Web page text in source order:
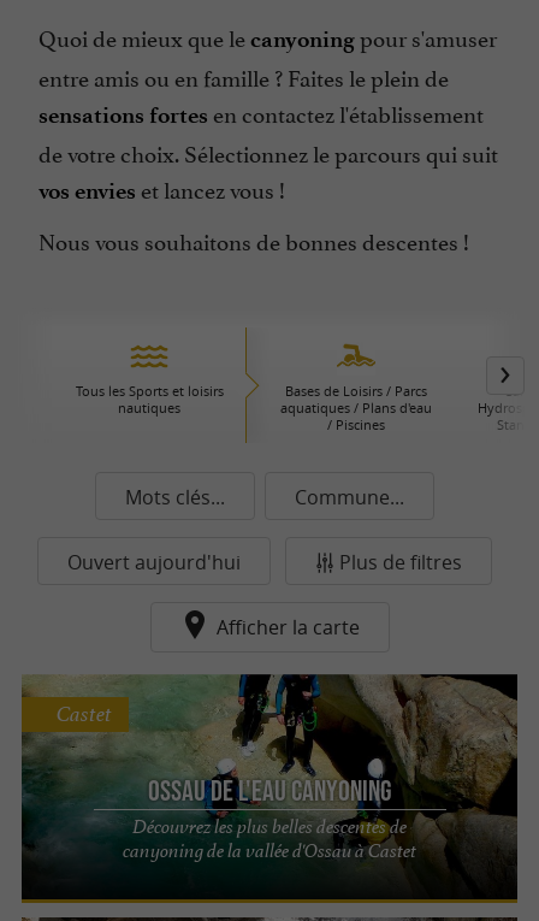
Quoi de mieux que lecanyoningpour s'amuser
entre amis ou en famille ? Faites le plein de
sensations fortes en contactez l'établissement
de votre choix. Sélectionnez le parcours qui suit
vos envies et lancez vous !
Nous vous souhaitons de bonnes descentes !
Tous les Sports et loisirs
nautiques
Bases de Loisirs / Parcs
aquatiques / Plans d'eau
/ Piscines
Stand
Mots clés... Commune...
Ouvert aujourd'hui Plus de filtres
Afficher la carte
Ossau de l'eau canyoning
Découvrez les plus belles descentes de
canyoning de la vallée d'Ossau à Castet
Castet